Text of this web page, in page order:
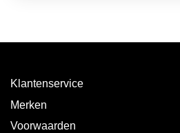
Klantenservice
Merken
Voorwaarden